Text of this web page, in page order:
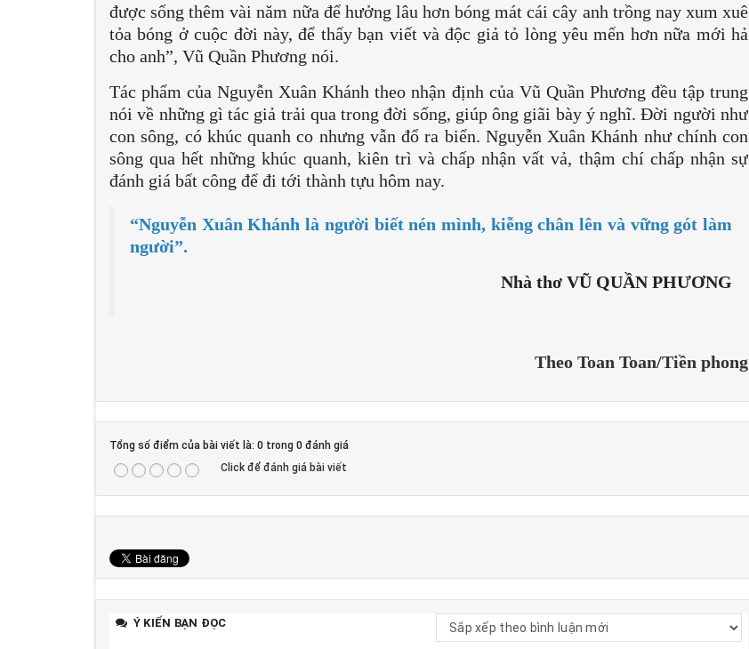
được sống thêm vài năm nữa để hưởng lâu hơn bóng mát cái cây anh trồng nay xum xuê
tỏa bóng ở cuộc đời này, để thấy bạn viết và độc giả tỏ lòng yêu mến hơn nữa mới hả
cho anh”, Vũ Quần Phương nói.
Tác phẩm của Nguyễn Xuân Khánh theo nhận định của Vũ Quần Phương đều tập trung
nói về những gì tác giả trải qua trong đời sống, giúp ông giãi bày ý nghĩ. Đời người như
con sông, có khúc quanh co nhưng vẫn đổ ra biển. Nguyễn Xuân Khánh như chính con
sông qua hết những khúc quanh, kiên trì và chấp nhận vất vả, thậm chí chấp nhận sự
đánh giá bất công để đi tới thành tựu hôm nay.
“Nguyễn Xuân Khánh là người biết nén mình, kiễng chân lên và vững gót làm
người”.
Nhà thơ VŨ QUẦN PHƯƠNG
Theo Toan Toan/Tiền phong
Tổng số điểm của bài viết là: 0 trong 0 đánh giá
Click để đánh giá bài viết
Ý KIẾN BẠN ĐỌC